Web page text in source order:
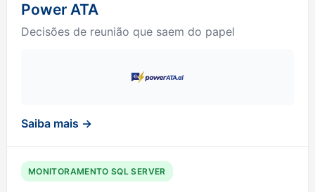
Power ATA
Decisões de reunião que saem do papel
Saiba mais →
MONITORAMENTO SQL SERVER